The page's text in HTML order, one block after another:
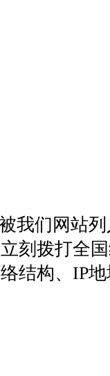
我们网站
刻拨打全
结构、IP